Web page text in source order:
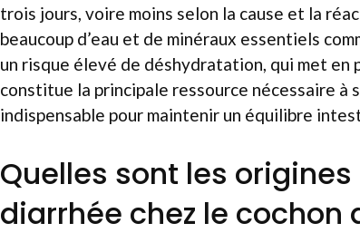
trois jours, voire moins selon la cause et la
beaucoup d’eau et de minéraux essentiels
un risque élevé de déshydratation, qui met en
constitue la principale ressource nécessaire à
indispensable pour maintenir un équilibre
Quelles sont les origines
diarrhée chez le cochon